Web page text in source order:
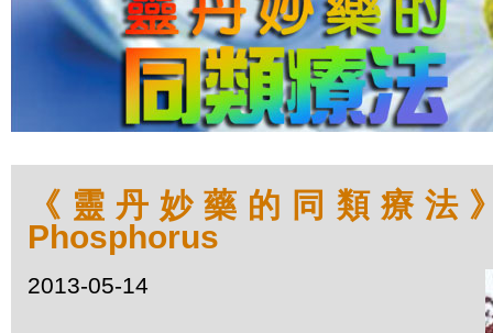
《靈丹妙藥的同類療法
Phosphorus
2013-05-14